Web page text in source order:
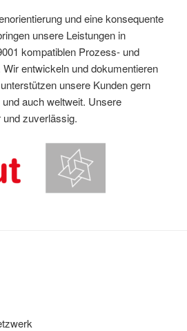
und eine konsequente
unsere Leistungen in
kompatiblen Prozess- und
entwickeln und dokumentieren
unsere Kunden gern
auch weltweit. Unsere
zuverlässig.